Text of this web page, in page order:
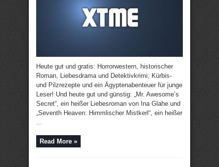
Heute gut und gratis: Horrorwestern, historischer
Roman, Liebesdrama und Detektivkrimi; Kürbis-
und Pilzrezepte und ein Ägyptenabenteuer für junge
Leser! Und heute gut und günstig: „Mr. Awesome’s
Secret“, ein heißer Liebesroman von Ina Glahe und
„Seventh Heaven: Himmlischer Mistkerl“, ein heißer
...
Read More »